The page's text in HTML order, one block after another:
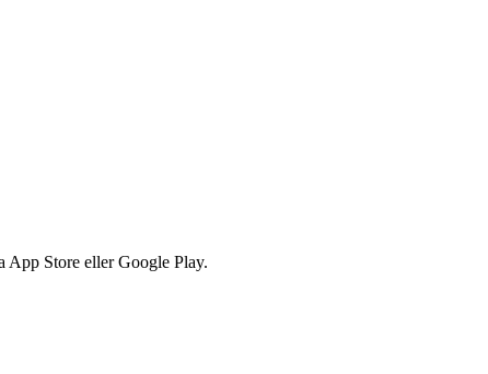
App Store eller Google Play.